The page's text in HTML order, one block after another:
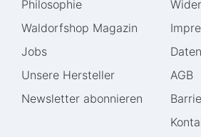
Philosophie
Waldorfshop Magazin
Jobs
Unsere Hersteller
Newsletter abonnieren
AGB